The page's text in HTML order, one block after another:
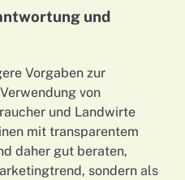
und
Vorgaben zur
von
und Landwirte
mit transparentem
daher gut beraten,
sondern als